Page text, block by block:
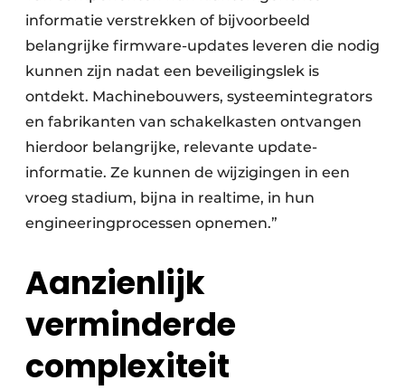
informatie verstrekken of bijvoorbeeld
belangrijke firmware-updates leveren die nodig
kunnen zijn nadat een beveiligingslek is
ontdekt. Machinebouwers, systeemintegrators
en fabrikanten van schakelkasten ontvangen
hierdoor belangrijke, relevante update-
informatie. Ze kunnen de wijzigingen in een
vroeg stadium, bijna in realtime, in hun
engineeringprocessen opnemen.”
Aanzienlijk
verminderde
complexiteit